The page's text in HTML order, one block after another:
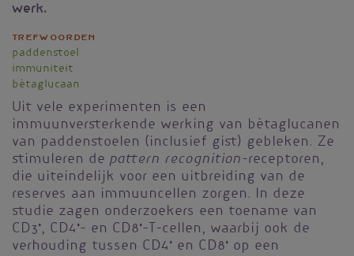
werk.
Trefwoorden
paddenstoel
immuniteit
bètaglucaan
Uit vele experimenten is een
immuunversterkende werking van bètaglucanen
van paddenstoelen (inclusief gist) gebleken. Ze
stimuleren de pattern recognition-receptoren,
die uiteindelijk voor een uitbreiding van de
reserves aan immuuncellen zorgen. In deze
studie zagen onderzoekers een toename van
CD3+, CD4+- en CD8+-T-cellen, waarbij ook de
verhouding tussen CD4+ en CD8+ op een